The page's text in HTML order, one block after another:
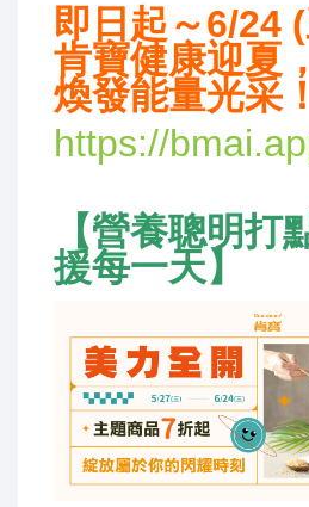
即日起 ～6/24 (
肯寶健康迎夏
煥發能量光采 ！
https://
【營養聰明打
援每一天】